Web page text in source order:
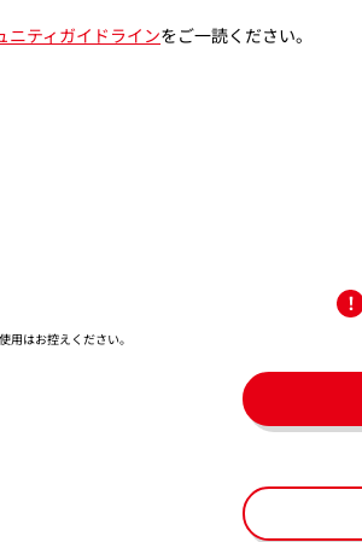
ニティガイドラインをご一読ください。
はお控えください。​